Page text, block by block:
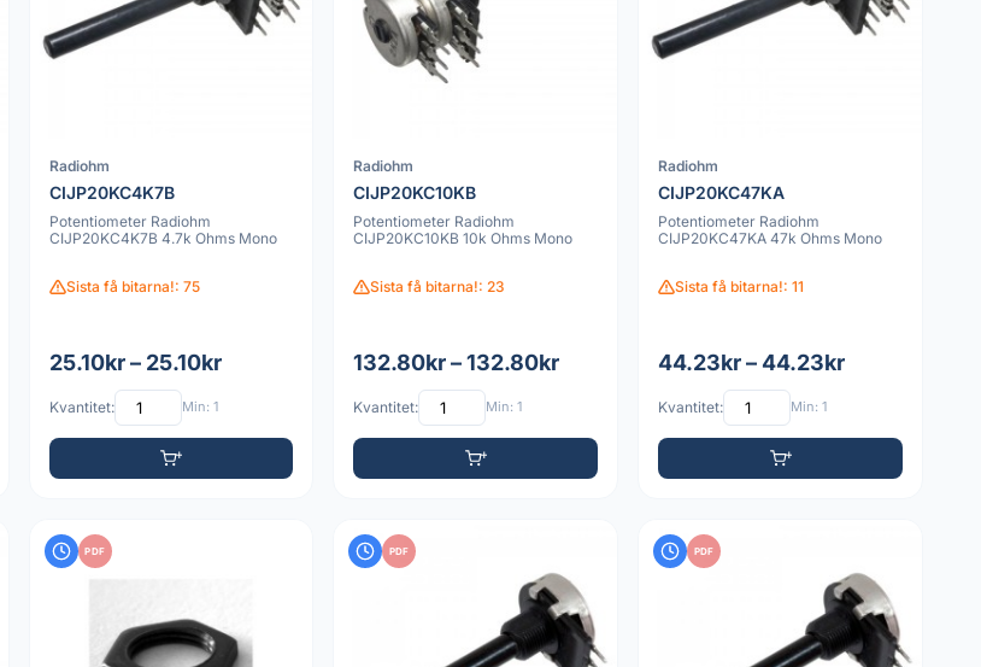
Radiohm
CIJP20KC4K7B
Potentiometer Radiohm
CIJP20KC4K7B 4.7k Ohms Mono
Sista få bitarna!: 75
25.10kr – 25.10kr
Kvantitet: Min: 1
Radiohm
CIJP20KC10KB
Potentiometer Radiohm
CIJP20KC10KB 10k Ohms Mono
Sista få bitarna!: 23
132.80kr – 132.80kr
Kvantitet: Min: 1
Radiohm
CIJP20KC47KA
Potentiometer Radiohm
CIJP20KC47KA 47k Ohms Mono
Sista få bitarna!: 11
44.23kr – 44.23kr
Kvantitet: Min: 1
PDF PDF PDF